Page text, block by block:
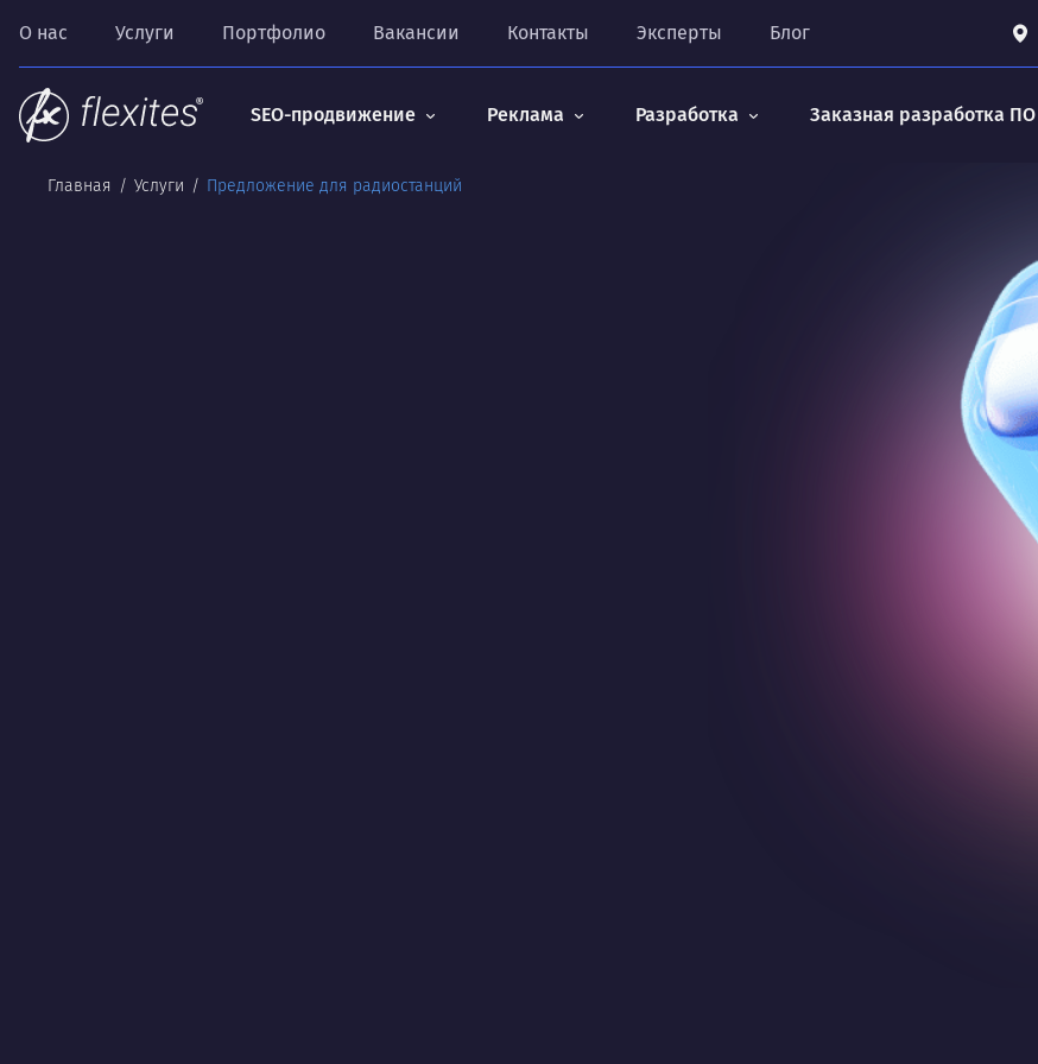
О нас Услуги Портфолио Вакансии Контакты Эксперты Блог
SEO-продвижение Реклама Разработка Заказная разработка ПО
Главная Услуги Предложение для радиостанций